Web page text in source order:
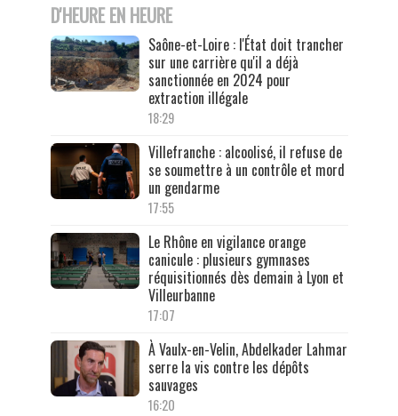
D'HEURE EN HEURE
Saône-et-Loire : l'État doit trancher
sur une carrière qu'il a déjà
sanctionnée en 2024 pour
extraction illégale
18:29
Villefranche : alcoolisé, il refuse de
se soumettre à un contrôle et mord
un gendarme
17:55
Le Rhône en vigilance orange
canicule : plusieurs gymnases
réquisitionnés dès demain à Lyon et
Villeurbanne
17:07
À Vaulx-en-Velin, Abdelkader Lahmar
serre la vis contre les dépôts
sauvages
16:20